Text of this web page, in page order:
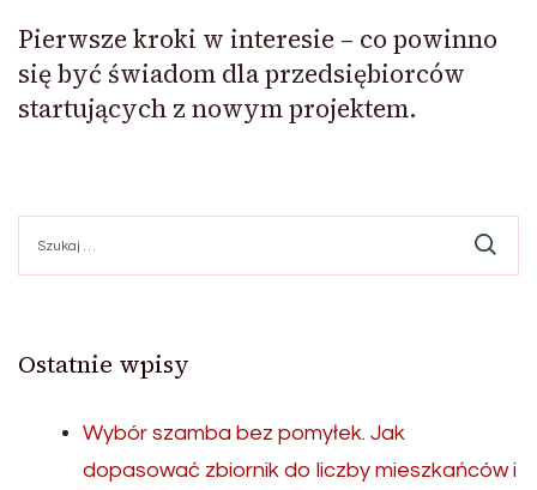
Pierwsze kroki w interesie – co powinno
się być świadom dla przedsiębiorców
startujących z nowym projektem.
Ostatnie wpisy
Wybór szamba bez pomyłek. Jak
dopasować zbiornik do liczby mieszkańców i